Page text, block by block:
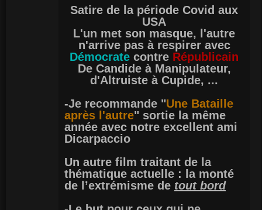
Satire de la période Covid aux
USA
L'un met son masque, l'autre
n'arrive pas à respirer avec
Démocrate contre Républicain
De Candide à Manipulateur,
d'Altruiste à Cupide, ...
-Je recommande "Une Bataille
après l'autre" sortie la même
année avec notre excellent ami
Dicarpaccio
Un autre film traitant de la
thématique actuelle : la monté
de l’extrémisme de tout bord